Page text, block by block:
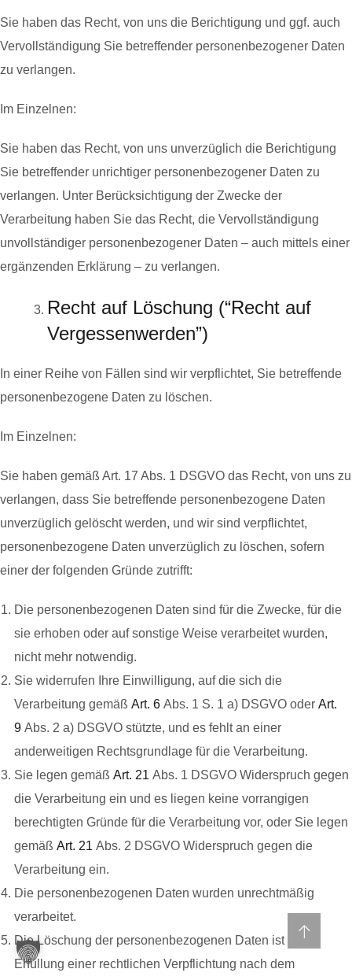
Sie haben das Recht, von uns die Berichtigung und ggf. auch
Vervollständigung Sie betreffender personenbezogener Daten
zu verlangen.
Im Einzelnen:
Sie haben das Recht, von uns unverzüglich die Berichtigung
Sie betreffender unrichtiger personenbezogener Daten zu
verlangen. Unter Berücksichtigung der Zwecke der
Verarbeitung haben Sie das Recht, die Vervollständigung
unvollständiger personenbezogener Daten – auch mittels einer
ergänzenden Erklärung – zu verlangen.
Recht auf Löschung (“Recht auf
Vergessenwerden”)
In einer Reihe von Fällen sind wir verpflichtet, Sie betreffende
personenbezogene Daten zu löschen.
Im Einzelnen:
Sie haben gemäß Art. 17 Abs. 1 DSGVO das Recht, von uns zu
verlangen, dass Sie betreffende personenbezogene Daten
unverzüglich gelöscht werden, und wir sind verpflichtet,
personenbezogene Daten unverzüglich zu löschen, sofern
einer der folgenden Gründe zutrifft:
Die personenbezogenen Daten sind für die Zwecke, für die
sie erhoben oder auf sonstige Weise verarbeitet wurden,
nicht mehr notwendig.
Sie widerrufen Ihre Einwilligung, auf die sich die
Verarbeitung gemäß Art. 6 Abs. 1 S. 1 a) DSGVO oder Art.
9 Abs. 2 a) DSGVO stützte, und es fehlt an einer
anderweitigen Rechtsgrundlage für die Verarbeitung.
Sie legen gemäß Art. 21 Abs. 1 DSGVO Widerspruch gegen
die Verarbeitung ein und es liegen keine vorrangigen
berechtigten Gründe für die Verarbeitung vor, oder Sie legen
gemäß Art. 21 Abs. 2 DSGVO Widerspruch gegen die
Verarbeitung ein.
Die personenbezogenen Daten wurden unrechtmäßig
verarbeitet.
Die Löschung der personenbezogenen Daten ist zur
Erfüllung einer rechtlichen Verpflichtung nach dem